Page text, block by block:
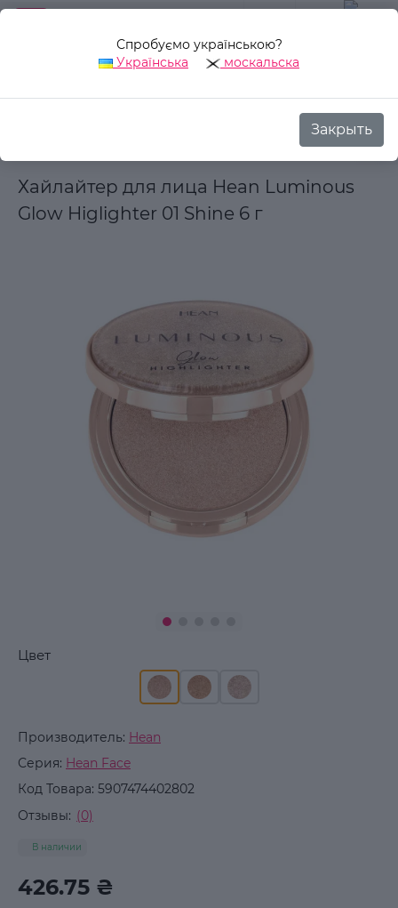
Декоративная косметика Для
Спробуємо українською?
Українська
москальска
Закрыть
Хайлайтер для лица Hean Luminous
Glow Higlighter 01 Shine 6 г
Производитель: Hean
Серия: Hean Face
Код Товара: 5907474402802
Отзывы: (0)
В наличии
Цвет
426.75 ₴